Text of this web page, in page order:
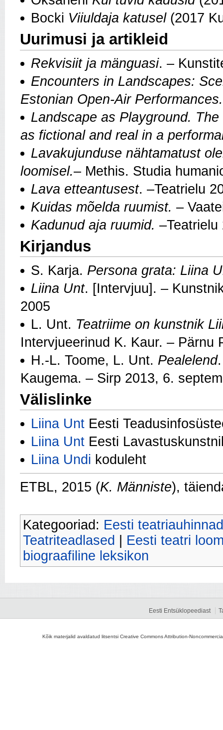
Bocki Viiuldaja katusel (2017
Uurimusi ja artikleid
Rekvisiit ja mänguasi. –
Encounters in Landscapes:
Estonian Open-Air Performances.
Landscape as Playground.
as fictional and real in a
Lavakujunduse nähtamatust
loomisel.– Methis. Studia
Lava etteantusest. –Teatrielu
Kuidas mõelda ruumist. –
Kadunud aja ruumid. –Teatrielu
Kirjandus
S. Karja. Persona grata: Liina
Liina Unt. [Intervjuu]. –
2005
L. Unt. Teatriime on kunstnik
Intervjueerinud K. Kaur. – Pärnu
H.-L. Toome, L. Unt. Pealelend
Kaugema. – Sirp 2013, 6.
Välislinke
Liina Unt Eesti
Liina Unt Eesti
Liina Undi koduleht
ETBL, 2015 (K. Männiste),
Kategooriad: Eesti
Teatriteadlased
Eesti teatri
biograafiline leksikon
Eesti Entsüklopeediast
Kõik materjalid avaldatud litsentsi Creative Commons Attribution-